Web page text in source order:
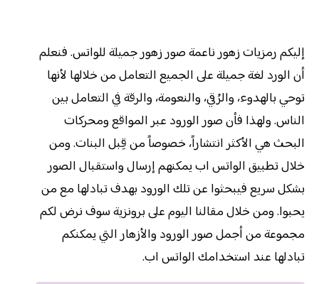
إليكم رمزيات زهور ناعمة صور زهور جميلة للواتس. فنعلم
أن الورد لغة جميلة على الجميع التعامل من خلالها لأنها
توحي بالهدوء، والرُقي، والنعومة، والرقة في التعامل بين
الناس. ولهذا فأن صور الورود عبر المواقع ومحركات
البحث هي الأكثر انتشاراً، خصوصاً من قِبل البنات. ومن
خلال تطبيق الواتس اب يمكنهم إرسال واستقبال الصور
بشكل سريع فيبحثوا عن تلك الورود بهدف تبادلها مع من
يحبوا. ومن خلال مقالنا اليوم على برونزية سوف نرض لكم
مجموعة من أجمل صور الورود والأزهار التي يمكنكم
تبادلها عند استخدامك الواتس اب.